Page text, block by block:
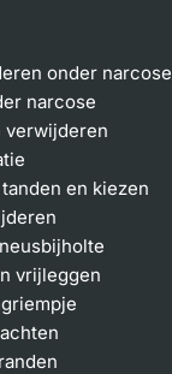
onder narcose
narcose
verwijderen
en kiezen
vrijleggen